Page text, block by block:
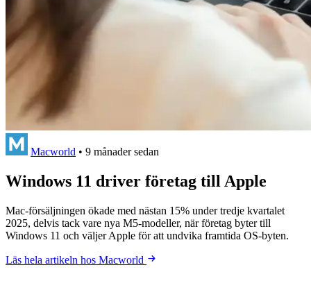
Macworld • 9 månader sedan
Windows 11 driver företag till Apple
Mac-försäljningen ökade med nästan 15% under tredje kvartalet
2025, delvis tack vare nya M5-modeller, när företag byter till
Windows 11 och väljer Apple för att undvika framtida OS-byten.
Läs hela artikeln hos Macworld